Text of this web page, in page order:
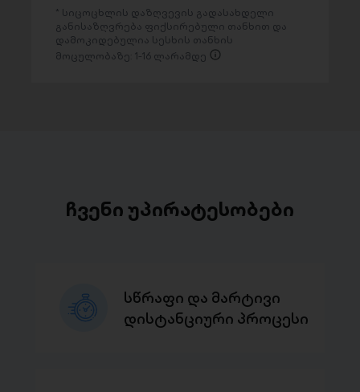
სიცოცხლის დაზღვევის გადასახდელი
განისაზღვრება ფიქსირებული თანხით და
დამოკიდებულია სესხის თანხის
მოცულობაზე: 1-16 ლარამდე
ჩვენი უპირატესობები
სწრაფი და მარტივი
დისტანციური პროცესი